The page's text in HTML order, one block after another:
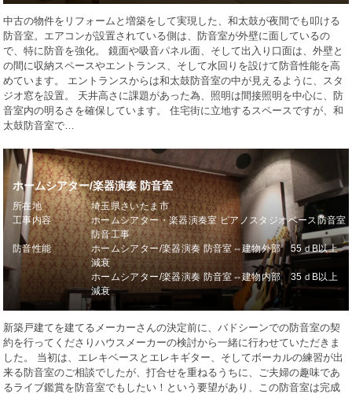
中古の物件をリフォームと増築をして実現した、和太鼓が夜間でも叩ける
防音室。エアコンが設置されている側は、防音室が外壁に面しているの
で、特に防音を強化。 鏡面や吸音パネル面、そして出入り口面は、外壁と
の間に収納スペースやエントランス、そして水回りを設けて防音性能を高
めています。 エントランスからは和太鼓防音室の中が見えるように、スタ
ジオ窓を設置。 天井高さに課題があった為、照明は間接照明を中心に、防
音室内の明るさを確保しています。 住宅街に立地するスペースですが、和
太鼓防音室で…
ホームシアター/楽器演奏 防音室
所在地
埼玉県さいたま市
工事内容
ホームシアター・楽器演奏室 ピアノスタジオベース防音室
防音工事
防音性能
ホームシアター/楽器演奏 防音室⇔建物外部 55ｄB以上
減衰
ホームシアター/楽器演奏 防音室⇔建物内部 35ｄB以上
減衰
新築戸建てを建てるメーカーさんの決定前に、バドシーンでの防音室の契
約を行ってくださりハウスメーカーの検討から一緒に行わせていただきま
した。 当初は、エレキベースとエレキギター、そしてボーカルの練習が出
来る防音室のご相談でしたが、打合せを重ねるうちに、ご夫婦の趣味であ
るライブ鑑賞を防音室でもしたい！という要望があり、この防音室は完成